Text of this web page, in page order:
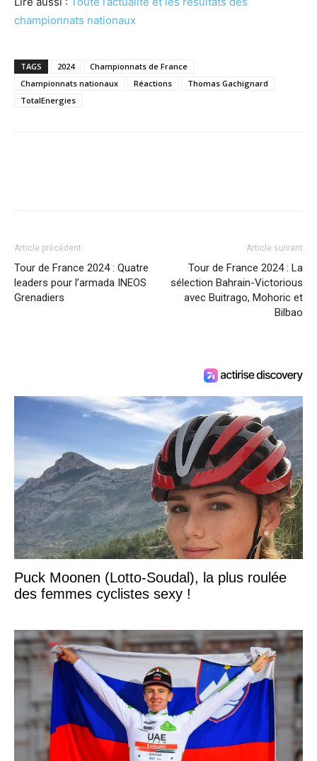
championnats nationaux
TAGS 2024
Championnats de France
Championnats nationaux
Réactions
Thomas Gachignard
TotalEnergies
Article précédent
Tour de France 2024 : Quatre
leaders pour l’armada INEOS
Grenadiers
Article suivant
Tour de France 2024 : La
sélection Bahrain-Victorious
avec Buitrago, Mohoric et
Bilbao
Puck Moonen (Lotto-Soudal), la plus roulée
des femmes cyclistes sexy !